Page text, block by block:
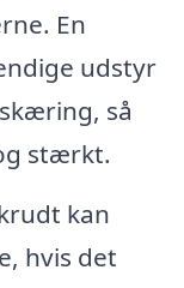
En
udstyr
så
stærkt.
kan
hvis det